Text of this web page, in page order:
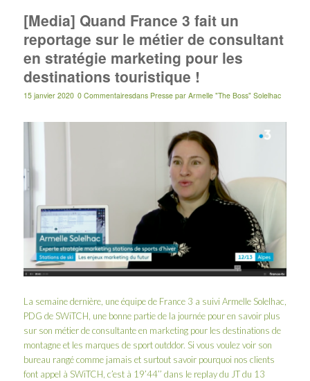
[Media] Quand France 3 fait un
reportage sur le métier de consultant
en stratégie marketing pour les
destinations touristique !
15 janvier 2020 0 Commentairesdans Presse par Armelle "The Boss" Solelhac
La semaine dernière, une équipe de France 3 a suivi Armelle Solelhac,
PDG de SWiTCH, une bonne partie de la journée pour en savoir plus
sur son métier de consultante en marketing pour les destinations de
montagne et les marques de sport outddor. Si vous voulez voir son
bureau rangé comme jamais et surtout savoir pourquoi nos clients
font appel à SWiTCH, c’est à 19’44’’ dans le replay du JT du 13